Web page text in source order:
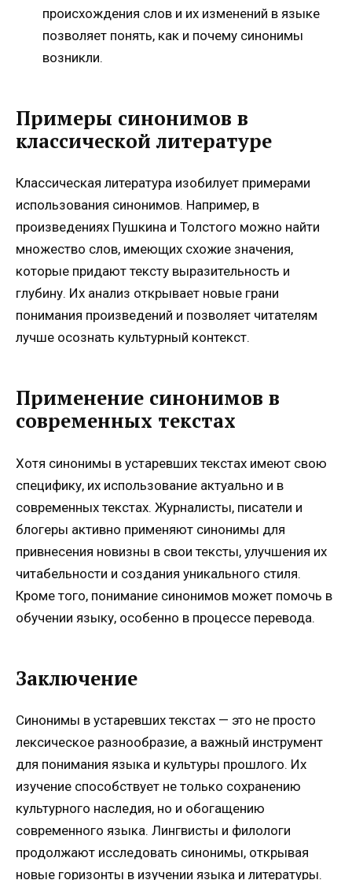
происхождения слов и их изменений в языке
позволяет понять, как и почему синонимы
возникли.
Примеры синонимов в
классической литературе
Классическая литература изобилует примерами
использования синонимов. Например, в
произведениях Пушкина и Толстого можно найти
множество слов, имеющих схожие значения,
которые придают тексту выразительность и
глубину. Их анализ открывает новые грани
понимания произведений и позволяет читателям
лучше осознать культурный контекст.
Применение синонимов в
современных текстах
Хотя синонимы в устаревших текстах имеют свою
специфику, их использование актуально и в
современных текстах. Журналисты, писатели и
блогеры активно применяют синонимы для
привнесения новизны в свои тексты, улучшения их
читабельности и создания уникального стиля.
Кроме того, понимание синонимов может помочь в
обучении языку, особенно в процессе перевода.
Заключение
Синонимы в устаревших текстах — это не просто
лексическое разнообразие, а важный инструмент
для понимания языка и культуры прошлого. Их
изучение способствует не только сохранению
культурного наследия, но и обогащению
современного языка. Лингвисты и филологи
продолжают исследовать синонимы, открывая
новые горизонты в изучении языка и литературы.